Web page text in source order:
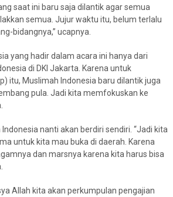
saat ini baru saja dilantik agar semua
semua. Jujur waktu itu, belum terlalu
bidangnya,” ucapnya.
yang hadir dalam acara ini hanya dari
di DKI Jakarta. Karena untuk
itu, Muslimah Indonesia baru dilantik juga
pula. Jadi kita memfokuskan ke
nanti akan berdiri sendiri. “Jadi kita
untuk kita mau buka di daerah. Karena
dan marsnya karena kita harus bisa
Allah kita akan perkumpulan pengajian